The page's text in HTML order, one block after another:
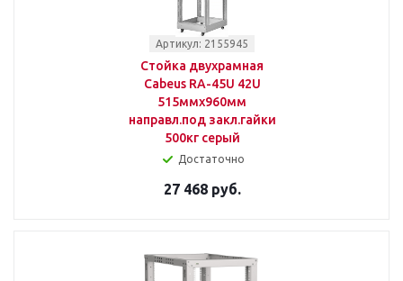
Артикул: 2155945
Стойка двухрамная
Cabeus RA-45U 42U
515ммx960мм
направл.под закл.гайки
500кг серый
Достаточно
27 468 руб.